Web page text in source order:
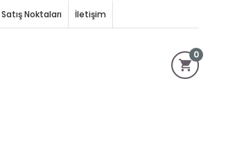
Satış Noktaları İletişim
0